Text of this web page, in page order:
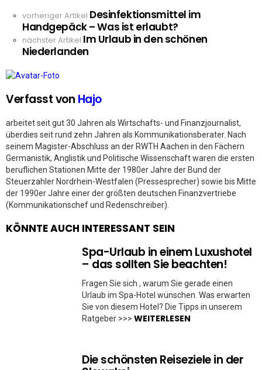
See
more
vorheriger Artikel Desinfektionsmittel im
Handgepäck – Was ist erlaubt?
nächster Artikel Im Urlaub in den schönen
Niederlanden
Verfasst von Hajo
arbeitet seit gut 30 Jahren als Wirtschafts- und Finanzjournalist,
überdies seit rund zehn Jahren als Kommunikationsberater. Nach
seinem Magister-Abschluss an der RWTH Aachen in den Fächern
Germanistik, Anglistik und Politische Wissenschaft waren die ersten
beruflichen Stationen Mitte der 1980er Jahre der Bund der
Steuerzahler Nordrhein-Westfalen (Pressesprecher) sowie bis Mitte
der 1990er Jahre einer der größten deutschen Finanzvertriebe
(Kommunikationschef und Redenschreiber).
KÖNNTE AUCH INTERESSANT SEIN
Spa-Urlaub in einem Luxushotel
– das sollten Sie beachten!
Fragen Sie sich , warum Sie gerade einen
Urlaub im Spa-Hotel wünschen. Was erwarten
Sie von diesem Hotel? Die Tipps in unserem
Ratgeber >>> WEITERLESEN
Die schönsten Reiseziele in der